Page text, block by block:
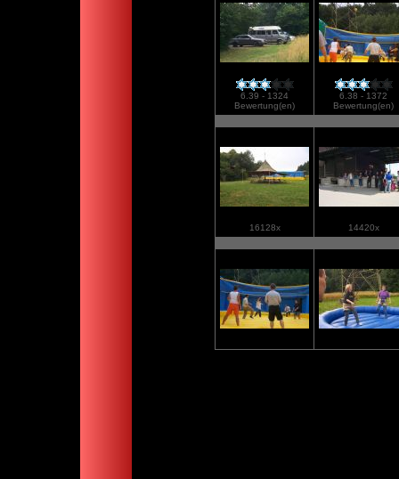
6.39 - 1324
Bewertung(en)
6.38 - 1372
Bewertung(en)
16128x 14420x